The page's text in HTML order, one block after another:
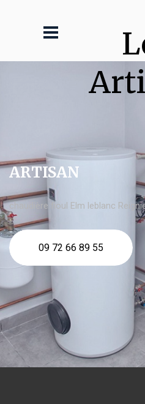
ARTISAN
chaudière fioul Elm leblanc
09 72 66 89 55